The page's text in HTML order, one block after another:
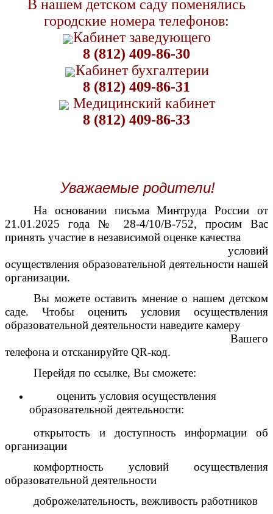
В нашем детском саду поменялись
городские номера телефонов:
Кабинет заведующего
8 (812) 409-86-30
Кабинет бухгалтерии
8 (812) 409-86-31
Медицинский кабинет
8 (812) 409-86-33
Уважаемые родители!
На основании письма Минтруда России от
21.01.2025 года № 28-4/10/В-752, просим Вас
принять участие в независимой оценке качества
условий
осуществления образовательной деятельности нашей
организации.
Вы можете оставить мнение о нашем детском
саде. Чтобы оценить условия осуществления
образовательной деятельности наведите камеру
Вашего
телефона и отсканируйте QR-код.
Перейдя по ссылке, Вы сможете:
оценить условия осуществления
образовательной деятельности:
открытость и доступность информации об
организации
комфортность условий осуществления
образовательной деятельности
доброжелательность, вежливость работников